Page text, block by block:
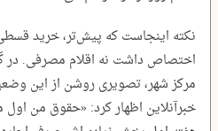
نکته اینجاست که پیش‌تر، خرید قسطی
اختصاص داشت نه اقلام مصرفی. در
مرکز شهر، تصویری روشن از این
خبرآنلاین اظهار کرد: «حقوق من